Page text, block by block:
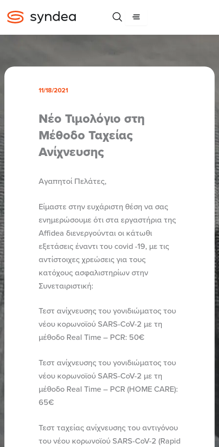
στο
περιεχόμενο
11/18/2021
Νέο Τιμολόγιο στη
Μέθοδο Ταχείας
Ανίχνευσης
Αγαπητοί Πελάτες,
Είμαστε στην ευχάριστη θέση να σας
ενημερώσουμε ότι στα εργαστήρια της
Affidea διενεργούνται οι κάτωθι
εξετάσεις έναντι του covid -19, με τις
αντίστοιχες χρεώσεις για τους
κατόχους ασφαλιστηρίων στην
Συνεταιριστική:
Τεστ ανίχνευσης του γονιδιώματος του
νέου κορωνοϊού SARS-CoV-2 με τη
μέθοδο Real Time – PCR: 50€
Τεστ ανίχνευσης του γονιδιώματος του
νέου κορωνοϊού SARS-CoV-2 με τη
μέθοδο Real Time – PCR (HOME CARE):
65€
Τεστ ταχείας ανίχνευσης του αντιγόνου
του νέου κορωνοϊού SARS-CoV-2 (Rapid